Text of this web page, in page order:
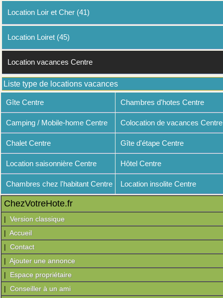
Location Loir et Cher (41)
Location Loiret (45)
Location vacances Centre
Liste type de locations vacances
Gîte Centre Chambres d'hotes Centre
Camping / Mobile-home Centre Colocation de vacances Centre
Chalet Centre Gîte d'étape Centre
Location saisonnière Centre Hôtel Centre
Chambres chez l'habitant Centre Location insolite Centre
ChezVotreHote.fr
| Version classique
| Accueil
| Contact
| Ajouter une annonce
| Espace propriétaire
| Conseiller à un ami